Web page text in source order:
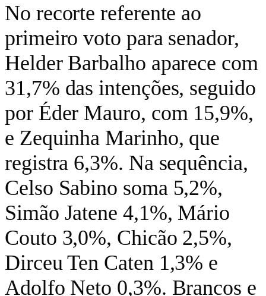
No recorte referente ao
primeiro voto para senador,
Helder Barbalho aparece com
31,7% das intenções, seguido
por Éder Mauro, com 15,9%,
e Zequinha Marinho, que
registra 6,3%. Na sequência,
Celso Sabino soma 5,2%,
Simão Jatene 4,1%, Mário
Couto 3,0%, Chicão 2,5%,
Dirceu Ten Caten 1,3% e
Adolfo Neto 0,3%. Brancos e